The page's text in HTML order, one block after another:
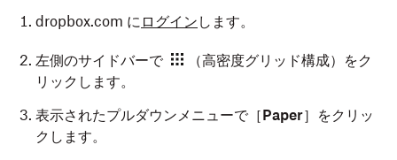
dropbox.com に ログイン します。
左側のサイドバーで
（高密度グリッド構成）をク
リックします。
表示されたプルダウンメニューで［Paper］をクリッ
クします。